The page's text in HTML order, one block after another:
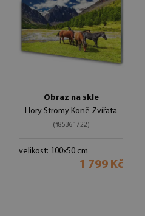
Obraz na skle
Hory Stromy Koně Zvířata
(#85361722)
velikost: 100x50 cm
1 799 Kč